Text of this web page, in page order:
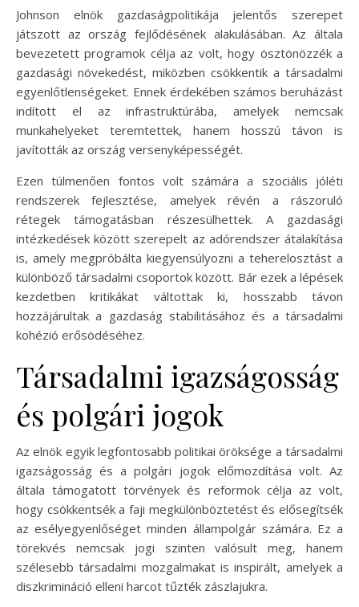
Johnson elnök gazdaságpolitikája jelentős szerepet
játszott az ország fejlődésének alakulásában. Az általa
bevezetett programok célja az volt, hogy ösztönözzék a
gazdasági növekedést, miközben csökkentik a társadalmi
egyenlőtlenségeket. Ennek érdekében számos beruházást
indított el az infrastruktúrába, amelyek nemcsak
munkahelyeket teremtettek, hanem hosszú távon is
javították az ország versenyképességét.
Ezen túlmenően fontos volt számára a szociális jóléti
rendszerek fejlesztése, amelyek révén a rászoruló
rétegek támogatásban részesülhettek. A gazdasági
intézkedések között szerepelt az adórendszer átalakítása
is, amely megpróbálta kiegyensúlyozni a teherelosztást a
különböző társadalmi csoportok között. Bár ezek a lépések
kezdetben kritikákat váltottak ki, hosszabb távon
hozzájárultak a gazdaság stabilitásához és a társadalmi
kohézió erősödéséhez.
Társadalmi igazságosság
és polgári jogok
Az elnök egyik legfontosabb politikai öröksége a társadalmi
igazságosság és a polgári jogok előmozdítása volt. Az
általa támogatott törvények és reformok célja az volt,
hogy csökkentsék a faji megkülönböztetést és elősegítsék
az esélyegyenlőséget minden állampolgár számára. Ez a
törekvés nemcsak jogi szinten valósult meg, hanem
szélesebb társadalmi mozgalmakat is inspirált, amelyek a
diszkrimináció elleni harcot tűzték zászlajukra.